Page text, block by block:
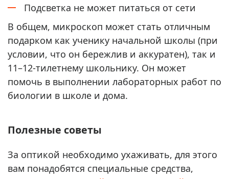
Подсветка не может питаться от сети
В общем, микроскоп может стать отличным
подарком как ученику начальной школы (при
условии, что он бережлив и аккуратен), так и
11–12-тилетнему школьнику. Он может
помочь в выполнении лабораторных работ по
биологии в школе и дома.
Полезные советы
За оптикой необходимо ухаживать, для этого
вам понадобятся специальные средства,